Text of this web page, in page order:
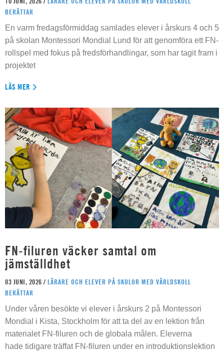
BERÄTTAR
En varm fredagsförmiddag samlades elever i årskurs 4 och 5
på skolan Montessori Mondial Lund för att genomföra ett FN-
rollspel med fokus på fredsförhandlingar, som har tagit fram i
projektet
LÄS MER
FN-filuren väcker samtal om
jämställdhet
03 JUNI, 2026 / LÄRARE OCH ELEVER PÅ SKOLOR MED VÄRLDSKOLL
BERÄTTAR
Under våren besökte vi elever i årskurs 2 på Montessori
Mondial i Kista, Stockholm för att ta del av en lektion från
materialet FN-filuren och de globala målen. Eleverna
hade tidigare träffat FN-filuren under en introduktionslektion